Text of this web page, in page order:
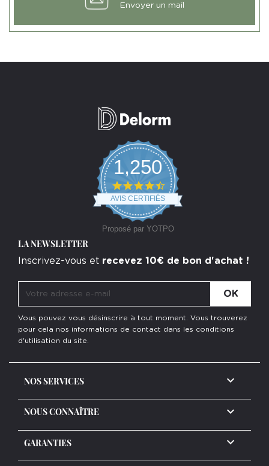
Envoyer un mail
1,250
4.7
star
rating
AVIS CERTIFIÉS
Proposé par YOTPO
LA NEWSLETTER
Inscrivez-vous et recevez 10€ de bon d'achat !
Vous pouvez vous désinscrire à tout moment. Vous trouverez
pour cela nos informations de contact dans les conditions
d'utilisation du site.
NOS SERVICES 
NOUS CONNAÎTRE 
GARANTIES 